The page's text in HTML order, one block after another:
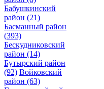
Бабушкинский
район (21)
Басманный район
(393)
Бескудниковский
район (14)
Бутырский район
(92) Войковский
район (63)